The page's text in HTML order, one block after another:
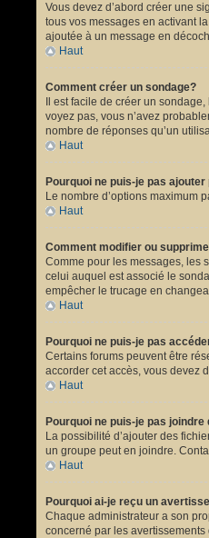
Vous devez d’abord créer une
tous vos messages en activant
ajoutée à un message en
Haut
Comment créer un sondage?
Il est facile de créer un
voyez pas, vous n’avez
nombre de réponses qu’un
Haut
Pourquoi ne puis-je pas
Le nombre d’options maximum
Haut
Comment modifier ou
Comme pour les messages, les
celui auquel est associé le
empêcher le trucage en
Haut
Pourquoi ne puis-je pas
Certains forums peuvent être
accorder cet accès, vous devez
Haut
Pourquoi ne puis-je pas
La possibilité d’ajouter des
un groupe peut en joindre.
Haut
Pourquoi ai-je reçu un
Chaque administrateur a son
concerné par les avertissements